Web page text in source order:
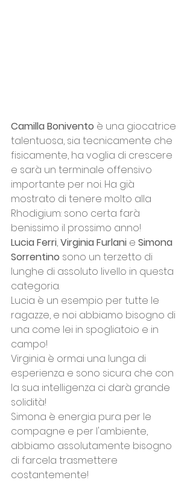
Camilla Bonivento è una giocatrice
talentuosa, sia tecnicamente che
fisicamente, ha voglia di crescere
e sarà un terminale offensivo
importante per noi. Ha già
mostrato di tenere molto alla
Rhodigium: sono certa farà
benissimo il prossimo anno!
Lucia Ferri, Virginia Furlani e Simona
Sorrentino sono un terzetto di
lunghe di assoluto livello in questa
categoria.
Lucia è un esempio per tutte le
ragazze, e noi abbiamo bisogno di
una come lei in spogliatoio e in
campo!
Virginia è ormai una lunga di
esperienza e sono sicura che con
la sua intelligenza ci darà grande
solidità!
Simona è energia pura per le
compagne e per l'ambiente,
abbiamo assolutamente bisogno
di farcela trasmettere
costantemente!